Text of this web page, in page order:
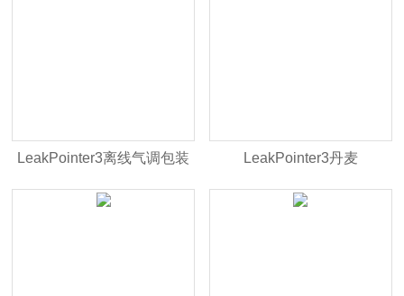
LeakPointer3离线气调包装
无损泄漏测试仪
LeakPointer3丹麦
Dansensor气调包装密封泄